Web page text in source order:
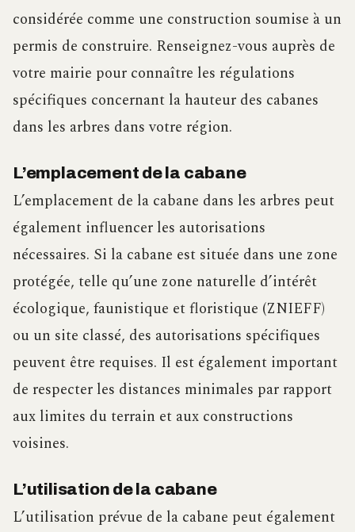
considérée comme une construction soumise à un
permis de construire. Renseignez-vous auprès de
votre mairie pour connaître les régulations
spécifiques concernant la hauteur des cabanes
dans les arbres dans votre région.
L’emplacement de la cabane
L’emplacement de la cabane dans les arbres peut
également influencer les autorisations
nécessaires. Si la cabane est située dans une zone
protégée, telle qu’une zone naturelle d’intérêt
écologique, faunistique et floristique (ZNIEFF)
ou un site classé, des autorisations spécifiques
peuvent être requises. Il est également important
de respecter les distances minimales par rapport
aux limites du terrain et aux constructions
voisines.
L’utilisation de la cabane
L’utilisation prévue de la cabane peut également